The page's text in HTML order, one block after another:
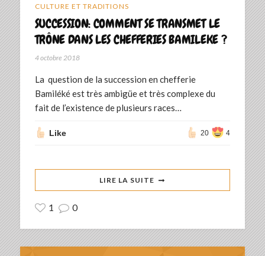
CULTURE ET TRADITIONS
SUCCESSION: COMMENT SE TRANSMET LE
TRÔNE DANS LES CHEFFERIES BAMILEKE ?
4 octobre 2018
La question de la succession en chefferie
Bamiléké est très ambigüe et très complexe du
fait de l’existence de plusieurs races…
Like 20 4
LIRE LA SUITE
1 0